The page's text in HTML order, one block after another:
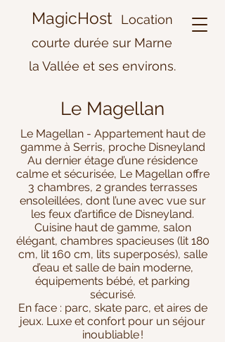
MagicHost
Location
courte durée sur Marne
la Vallée et ses environs.
Le Magellan
Le Magellan - Appartement haut de
gamme à Serris, proche Disneyland
Au dernier étage d’une résidence
calme et sécurisée, Le Magellan offre
3 chambres, 2 grandes terrasses
ensoleillées, dont l’une avec vue sur
les feux d’artifice de Disneyland.
Cuisine haut de gamme, salon
élégant, chambres spacieuses (lit 180
cm, lit 160 cm, lits superposés), salle
d’eau et salle de bain moderne,
équipements bébé, et parking
sécurisé.
En face : parc, skate parc, et aires de
jeux. Luxe et confort pour un séjour
inoubliable !